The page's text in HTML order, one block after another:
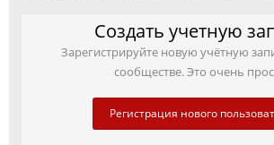
Создать учетную
Зарегистрируйте новую учётную
сообществе. Это очень
Регистрация нового